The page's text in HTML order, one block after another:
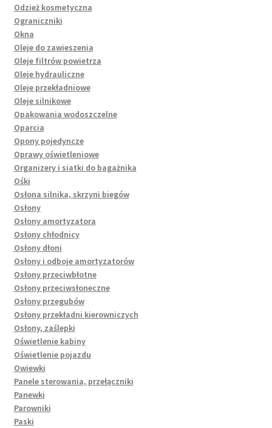
Odzież kosmetyczna
Ograniczniki
Okna
Oleje do zawieszenia
Oleje filtrów powietrza
Oleje hydrauliczne
Oleje przekładniowe
Oleje silnikowe
Opakowania wodoszczelne
Oparcia
Opony pojedyncze
Oprawy oświetleniowe
Organizery i siatki do bagażnika
Ośki
Osłona silnika, skrzyni biegów
Osłony
Osłony amortyzatora
Osłony chłodnicy
Osłony dłoni
Osłony i odboje amortyzatorów
Osłony przeciwbłotne
Osłony przeciwsłoneczne
Osłony przegubów
Osłony przekładni kierowniczych
Osłony, zaślepki
Oświetlenie kabiny
Oświetlenie pojazdu
Owiewki
Panele sterowania, przełączniki
Panewki
Parowniki
Paski